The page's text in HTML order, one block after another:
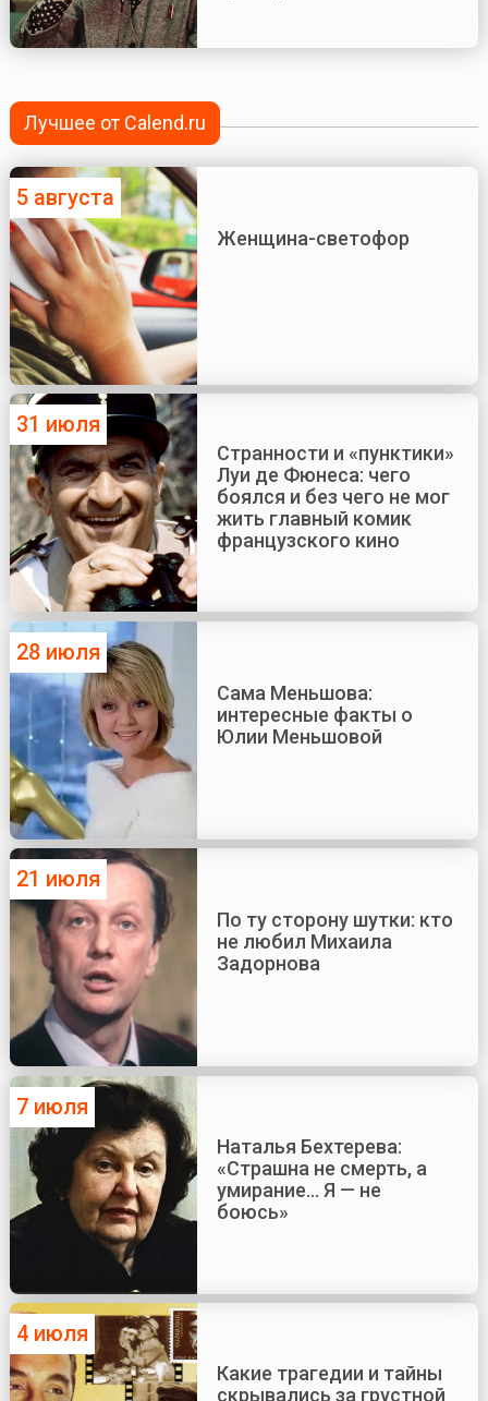
Лучшее от Calend.ru
5 августа
Женщина-светофор
31 июля
Странности и «пунктики»
Луи де Фюнеса: чего
боялся и без чего не мог
жить главный комик
французского кино
28 июля
Сама Меньшова:
интересные факты о
Юлии Меньшовой
21 июля
По ту сторону шутки: кто
не любил Михаила
Задорнова
7 июля
Наталья Бехтерева:
«Страшна не смерть, а
умирание... Я — не
боюсь»
4 июля
Какие трагедии и тайны
скрывались за грустной